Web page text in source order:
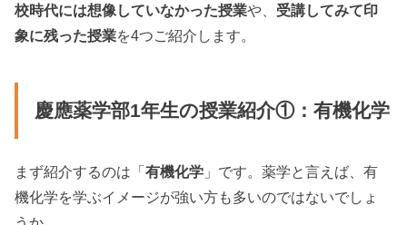
校時代には想像していなかった授業や、 受講してみて印
象に残った授業を4つご紹介します。
慶應薬学部1年生の授業紹介①：有機化学
まず紹介するのは「有機化学 」です。薬学と言えば、有
機化学を学ぶイメージが強い方も多いのではないでしょ